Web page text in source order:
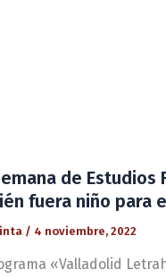
de
fuera niño para
/ 4 noviembre, 2022
«Valladolid